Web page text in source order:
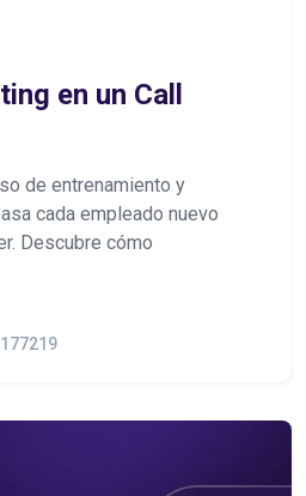
en un Call
de entrenamiento y
cada empleado nuevo
Descubre cómo
177219